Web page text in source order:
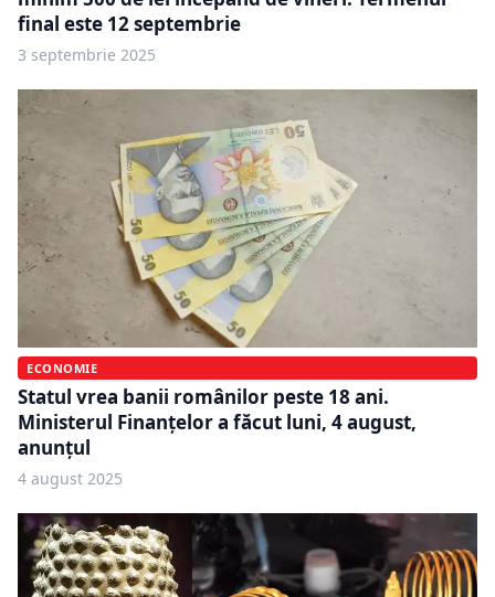
final este 12 septembrie
3 septembrie 2025
ECONOMIE
Statul vrea banii românilor peste 18 ani.
Ministerul Finanțelor a făcut luni, 4 august,
anunțul
4 august 2025